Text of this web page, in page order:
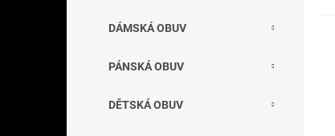
DÁMSKÁ OBUV
PÁNSKÁ OBUV
DĚTSKÁ OBUV